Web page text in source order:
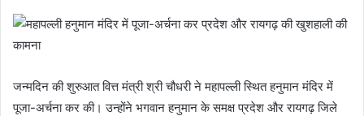
जन्मदिन की शुरुआत वित्त मंत्री श्री चौधरी ने महापल्ली स्थित हनुमान मंदिर में
पूजा-अर्चना कर की। उन्होंने भगवान हनुमान के समक्ष प्रदेश और रायगढ़ जिले